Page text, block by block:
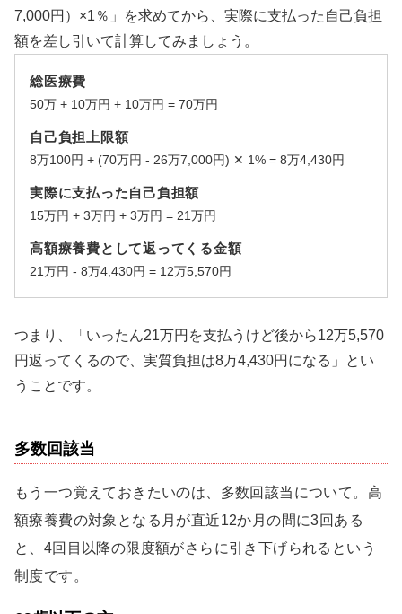
7,000円）×1％」を求めてから、実際に支払った自己負担
額を差し引いて計算してみましょう。
総医療費
50万 + 10万円 + 10万円 = 70万円
自己負担上限額
8万100円 + (70万円 - 26万7,000円) ✕ 1% = 8万4,430円
実際に支払った自己負担額
15万円 + 3万円 + 3万円 = 21万円
高額療養費として返ってくる金額
21万円 - 8万4,430円 = 12万5,570円
つまり、「いったん21万円を支払うけど後から12万5,570
円返ってくるので、実質負担は8万4,430円になる」とい
うことです。
多数回該当
もう一つ覚えておきたいのは、多数回該当について。高
額療養費の対象となる月が直近12か月の間に3回ある
と、4回目以降の限度額がさらに引き下げられるという
制度です。